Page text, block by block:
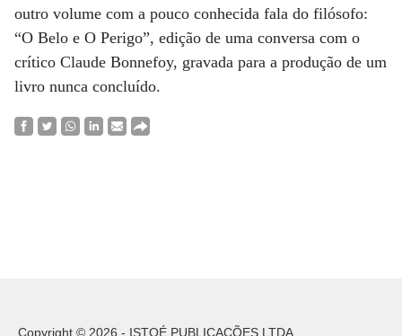
outro volume com a pouco conhecida fala do filósofo:
“O Belo e O Perigo”, edição de uma conversa com o
crítico Claude Bonnefoy, gravada para a produção de um
livro nunca concluído.
Copyright © 2026 - ISTOÉ PUBLICAÇÕES LTDA